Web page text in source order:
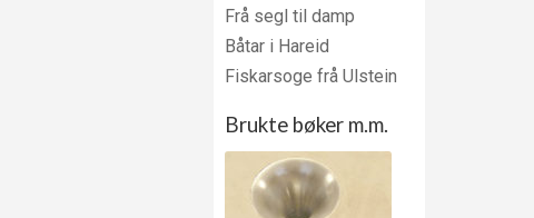
Frå segl til damp
Båtar i Hareid
Fiskarsoge frå Ulstein
Brukte bøker m.m.